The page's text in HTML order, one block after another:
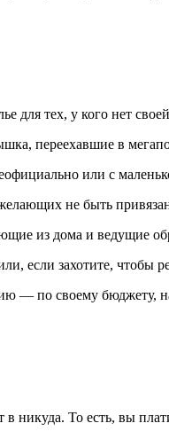
для тех, у кого нет
переехавшие в
или с
не быть
из дома и ведущие
если захотите, чтобы
— по своему бюджету,
никуда. То есть, вы